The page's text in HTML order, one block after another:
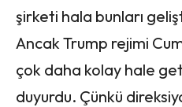
şirketi hala bunları
Ancak Trump rejimi
çok daha kolay hale
duyurdu. Çünkü